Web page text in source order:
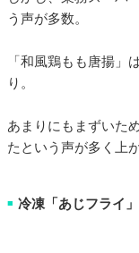
う声が多数。
「和風鶏もも唐揚」
り。
あまりにもまずいた
たという声が多く上
■ 冷凍「あじフライ」